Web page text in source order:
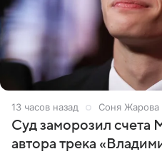
13 часов назад Соня Жарова
Суд заморозил счета
автора трека